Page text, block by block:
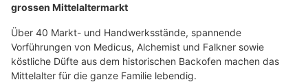
grossen Mittelaltermarkt
Über 40 Markt- und Handwerksstände, spannende
Vorführungen von Medicus, Alchemist und Falkner sowie
köstliche Düfte aus dem historischen Backofen machen das
Mittelalter für die ganze Familie lebendig.